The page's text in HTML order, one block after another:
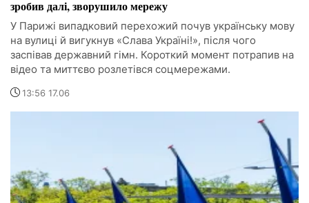
зробив далі, зворушило мережу
У Парижі випадковий перехожий почув українську мову
на вулиці й вигукнув «Слава Україні!», після чого
заспівав державний гімн. Короткий момент потрапив на
відео та миттєво розлетівся соцмережами.
13:56 17.06